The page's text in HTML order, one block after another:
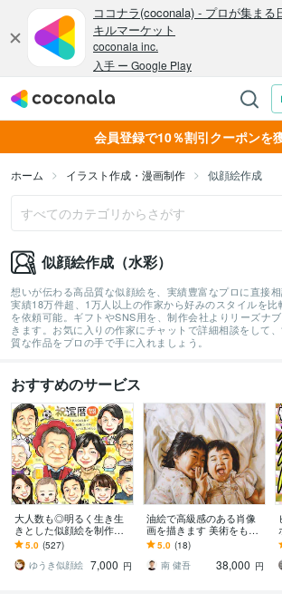
会員登録で10％割引クーポンを
ホーム イラスト作成・漫画制作 似顔絵作成
似顔絵作成（水彩）
想いが伝わる高品質な似顔絵を、実績豊富なプロに直接相
実績18万件超、1万人以上の作家から好みのスタイルを
を依頼可能。ギフトやSNS用を、制作会社よりリーズナ
きます。お気に入りの作家にチャットで詳細相談をして
質な作品をプロの手で手に入れましょう。
おすすめのサービス
大人数も◎明るく生き生
きとした似顔絵を制作し
ます ✦送料込み✦長寿祝
い、記念日、プレゼン
ト、ご自宅用に♪
5.0 (527)
ゆうき似顔絵 7,000 円
油絵で高級感のある肖像
画を描きます 美術をもっ
と身近に。絵画を飾った
り、贈ったりしてみませ
んか？
5.0 (18)
南 健吾
38,000 円